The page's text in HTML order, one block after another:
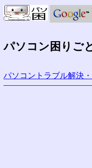
パソコン困りご
パソコントラブル解決